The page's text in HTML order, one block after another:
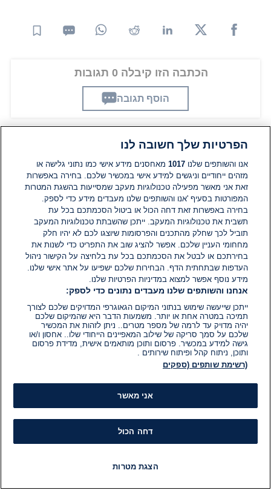
הכתבה הזו קיבלה 0 תגובות
הוסף תגובה
תגובות
אין עדיין תגובות. היה הראשון להגיב
הוסף תגובה
הפרטיות שלך חשובה לנו
אנו והשותפים שלנו1017 מאחסנים מידע אישי כמו נתוני גלישה או
מזהים ייחודיים וניגשים למידע אישי במכשיר שלכם. בחירה באפשרות
זאת אני מאשר מפעילה טכנולוגיות מעקב שמסייעות בהשגת המטרות
המפורטות בסעיף 'אנו והשותפים שלנו מעבדים מידע כדי לספק.
בחירה באפשרות זאת דחה הכול או ביטול הסכמתכם בכל עת
תשבית את טכנולוגיות המעקב. ייתכן שהשבתת טכנולוגיות המעקב
תוביל לכך שחלק מהתכנים והפרסומות שיוצגו לכם לא יהיו חלק
מחחומי העניין שלכם. אפשר להציג שוב את התפריט כדי לשנות את
בחירתכם או לבטל את הסכמתכם בכל עת בלחיצה על הקישור ניהול
העדפות שבתחתית הדף. הבחירות שלכם ישפיעו על אתר אישי שלנו.
מידע נוסף אפשר למצוא במדיניות הפרטיות שלנו.
אנחנו והשותפים שלנו מעבדים נתונים כדי לספק:
ייתכן שייעשה שימוש בנתוני המיקום הגאוגרפי המדויקים שלכם לצורך
תמיכה במטרה אחת או יותר. משמעות הדבר היא שהמיקום שלכם
יהיה מדויק עד לרמה של מספר מטרים.. ניתן לזהות את המכשיר
שלכם על סמך סריקה של שילוב המאפיינים הייחודי שלו.. אחסון ו/או
גישה למידע במכשיר. פרסום ותוכן מותאמים אישית, מדידת פרסום
ותוכן, ניתוח קהל ופיתוח שירותים .
(רשימת שותפים (ספקים
אני מאשר
דחה הכול
הצגת מטרות